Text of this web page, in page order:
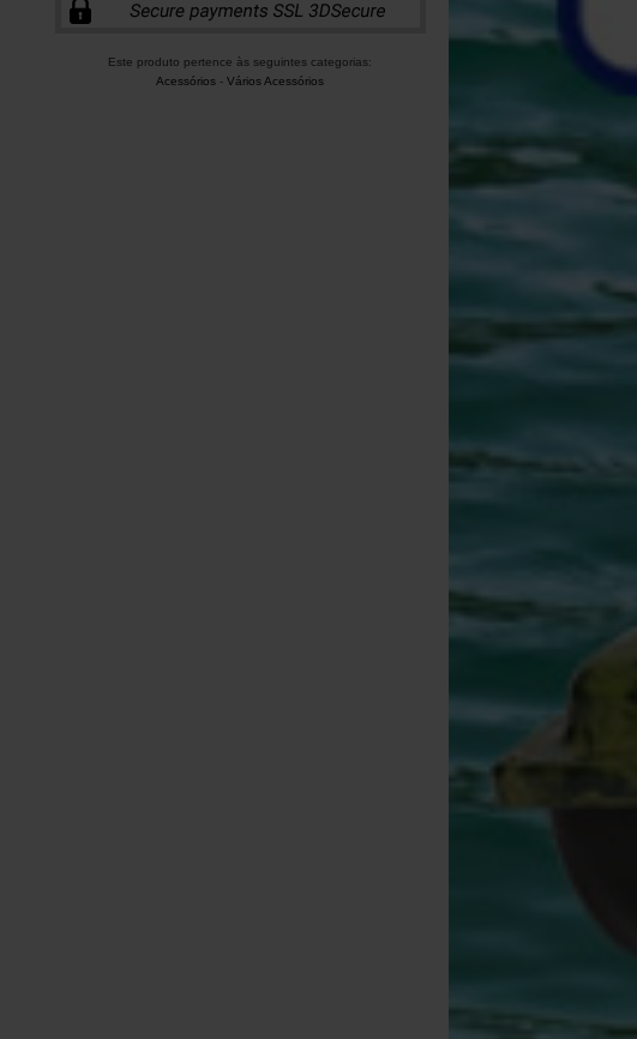
Este produto pertence às seguintes categorias:
Acessórios -Vários Acessórios